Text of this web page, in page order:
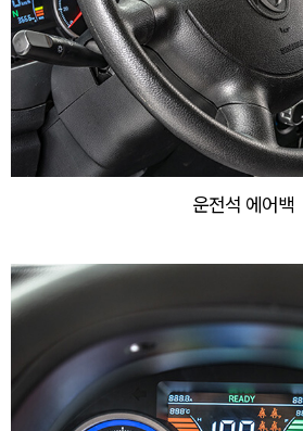
운전석 에어백